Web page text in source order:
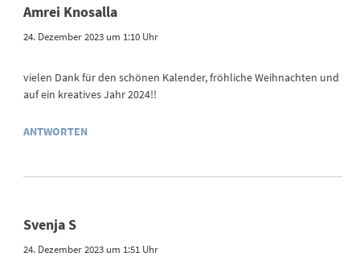
Amrei Knosalla
24. Dezember 2023 um 1:10 Uhr
vielen Dank für den schönen Kalender, fröhliche Weihnachten und
auf ein kreatives Jahr 2024!!
ANTWORTEN
Svenja S
24. Dezember 2023 um 1:51 Uhr